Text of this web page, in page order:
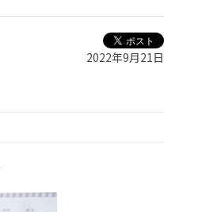
2022年9月21日